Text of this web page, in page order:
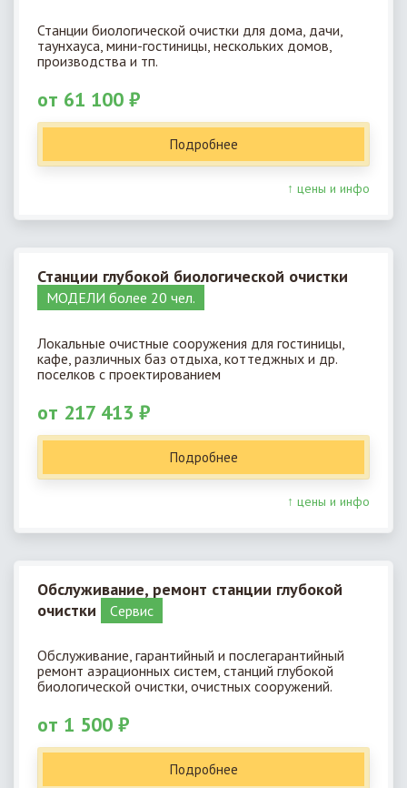
Станции биологической очистки для дома, дачи,
таунхауса, мини-гостиницы, нескольких домов,
производства и тп.
от 61 100 ₽
Подробнее
↑ цены и инфо
Станции глубокой биологической очистки
МОДЕЛИ более 20 чел.
Локальные очистные сооружения для гостиницы,
кафе, различных баз отдыха, коттеджных и др.
поселков с проектированием
от 217 413 ₽
Подробнее
↑ цены и инфо
Обслуживание, ремонт станции глубокой
очистки
Cервис
Обслуживание, гарантийный и послегарантийный
ремонт аэрационных систем, станций глубокой
биологической очистки, очистных сооружений.
от 1 500 ₽
Подробнее